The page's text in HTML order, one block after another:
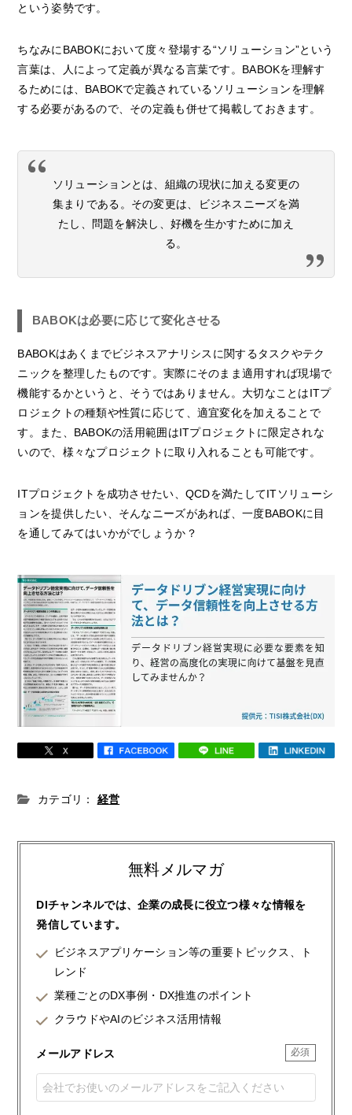
という姿勢です。
ちなみにBABOKにおいて度々登場する“ソリューション”という
言葉は、人によって定義が異なる言葉です。BABOKを理解す
るためには、BABOKで定義されているソリューションを理解
する必要があるので、その定義も併せて掲載しておきます。
ソリューションとは、組織の現状に加える変更の
集まりである。その変更は、ビジネスニーズを満
たし、問題を解決し、好機を生かすために加え
る。
BABOKは必要に応じて変化させる
BABOKはあくまでビジネスアナリシスに関するタスクやテク
ニックを整理したものです。実際にそのまま適用すれば現場で
機能するかというと、そうではありません。大切なことはITプ
ロジェクトの種類や性質に応じて、適宜変化を加えることで
す。また、BABOKの活用範囲はITプロジェクトに限定されな
いので、様々なプロジェクトに取り入れることも可能です。
ITプロジェクトを成功させたい、QCDを満たしてITソリューシ
ョンを提供したい、そんなニーズがあれば、一度BABOKに目
を通してみてはいかがでしょうか？
カテゴリ： 経営
無料メルマガ
DIチャンネルでは、企業の成長に役立つ様々な情報を
発信しています。
ビジネスアプリケーション等の重要トピックス、ト
レンド
業種ごとのDX事例・DX推進のポイント
クラウドやAIのビジネス活用情報
メールアドレス